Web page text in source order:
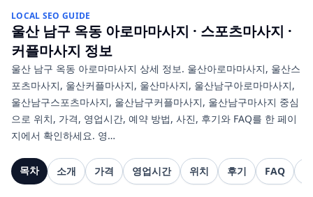
LOCAL SEO GUIDE
울산 남구 옥동 아로마마사지 · 스포츠마사지 ·
커플마사지 정보
울산 남구 옥동 아로마마사지 상세 정보. 울산아로마마사지, 울산스
포츠마사지, 울산커플마사지, 울산마사지, 울산남구아로마마사지,
울산남구스포츠마사지, 울산남구커플마사지, 울산남구마사지 중심
으로 위치, 가격, 영업시간, 예약 방법, 사진, 후기와 FAQ를 한 페이
지에서 확인하세요. 영…
목차 소개 가격 영업시간 위치 후기 FAQ